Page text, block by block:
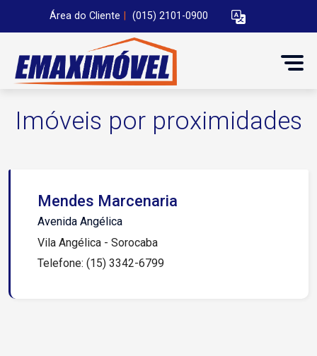
Área do Cliente (015) 2101-0900
Imóveis por proximidades
Mendes Marcenaria
Avenida Angélica
Vila Angélica - Sorocaba
Telefone: (15) 3342-6799